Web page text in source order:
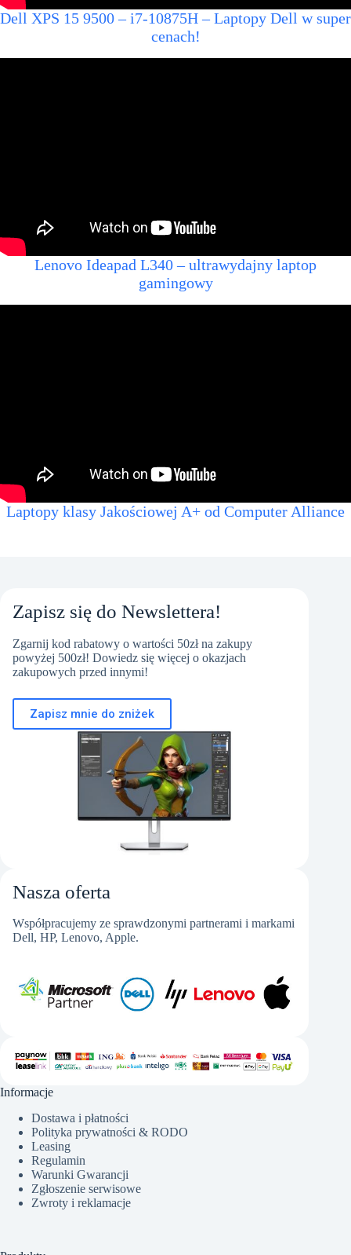
Dell XPS 15 9500 – i7-10875H – Laptopy Dell w super
cenach!
Lenovo Ideapad L340 – ultrawydajny laptop
gamingowy
Laptopy klasy Jakościowej A+ od Computer Alliance
Zapisz się do Newslettera!
Zgarnij kod rabatowy o wartości 50zł na zakupy
powyżej 500zł! Dowiedz się więcej o okazjach
zakupowych przed innymi!
Zapisz mnie do zniżek
Nasza oferta
Współpracujemy ze sprawdzonymi partnerami i markami
Dell, HP, Lenovo, Apple.
Informacje
Dostawa i płatności
Polityka prywatności & RODO
Leasing
Regulamin
Warunki Gwarancji
Zgłoszenie serwisowe
Zwroty i reklamacje